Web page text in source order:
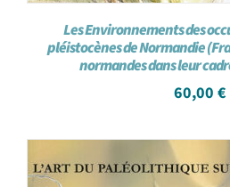
Les Environnements des
pléistocènes de Normandie
normandes dans leur
60,00 €